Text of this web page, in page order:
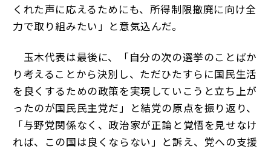
くれた声に応えるためにも、所得制限撤廃に向け全
力で取り組みたい」と意気込んだ。
玉木代表は最後に、「自分の次の選挙のことばか
り考えることから決別し、ただひたすらに国民生活
を良くするための政策を実現していこうと立ち上が
ったのが国民民主党だ」と結党の原点を振り返り、
「与野党関係なく、政治家が正論と覚悟を見せなけ
れば、この国は良くならない」と訴え、党への支援